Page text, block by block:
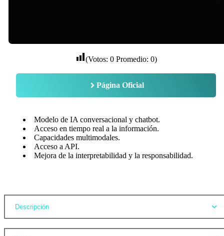
(Votos: 0Promedio: 0)
Página Oficial
Modelo de IA conversacional y chatbot.
Acceso en tiempo real a la información.
Capacidades multimodales.
Acceso a API.
Mejora de la interpretabilidad y la responsabilidad.
Descripción